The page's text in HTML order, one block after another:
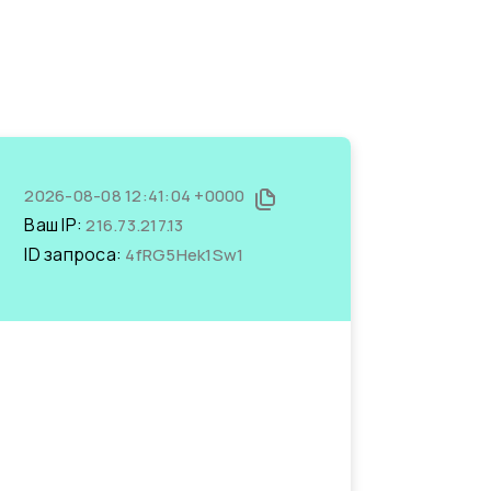
2026-08-08 12:41:04 +0000
Ваш IP:216.73.217.13
ID запроса: 4fRG5Hek1Sw1